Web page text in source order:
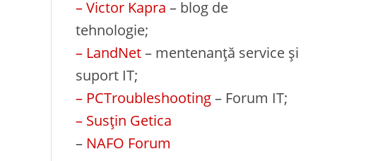
– Victor Kapra – blog de
tehnologie;
– LandNet– mentenanță service și
suport IT;
– PCTroubleshooting– Forum IT;
– Susțin Getica
– NAFO Forum